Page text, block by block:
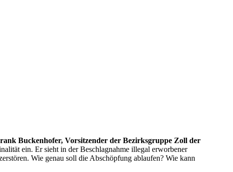
Buckenhofer, Vorsitzender der Bezirksgruppe Zoll der
ein. Er sieht in der Beschlagnahme illegal erworbener
Wie genau soll die Abschöpfung ablaufen? Wie kann